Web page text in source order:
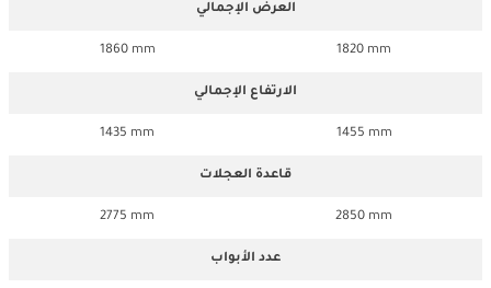
العرض الإجمالي
1820 mm
1860 mm
الارتفاع الإجمالي
1455 mm
1435 mm
قاعدة العجلات
2850 mm
2775 mm
عدد الأبواب